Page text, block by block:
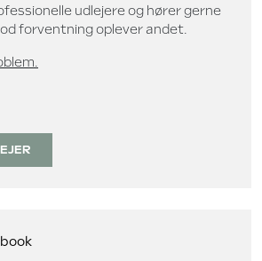
udlejere og hører gerne
forventning oplever andet.